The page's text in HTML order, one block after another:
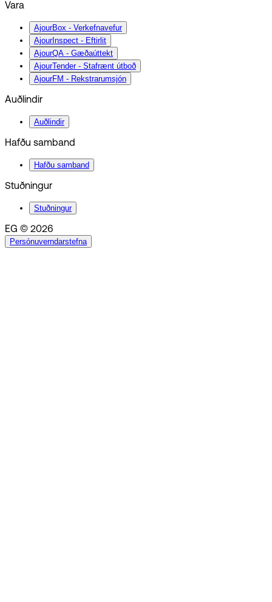
Vara
AjourBox - Verkefnavefur
AjourInspect - Eftirlit
AjourQA - Gæðaúttekt
AjourTender - Stafrænt útboð
AjourFM - Rekstrarumsjón
Auðlindir
Auðlindir
Hafðu samband
Hafðu samband
Stuðningur
Stuðningur
EG © 2026
Persónuverndarstefna